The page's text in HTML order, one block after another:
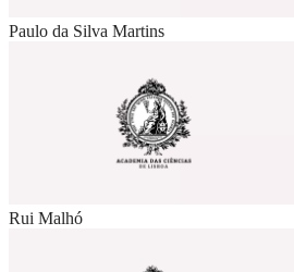
Paulo da Silva Martins
Rui Malhó